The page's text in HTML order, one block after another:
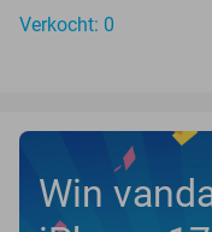
Verkocht: 0
Win